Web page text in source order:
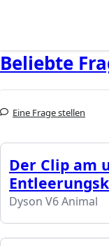
Beliebte
Eine Frage stellen
Der Clip am
Dyson V6 Animal